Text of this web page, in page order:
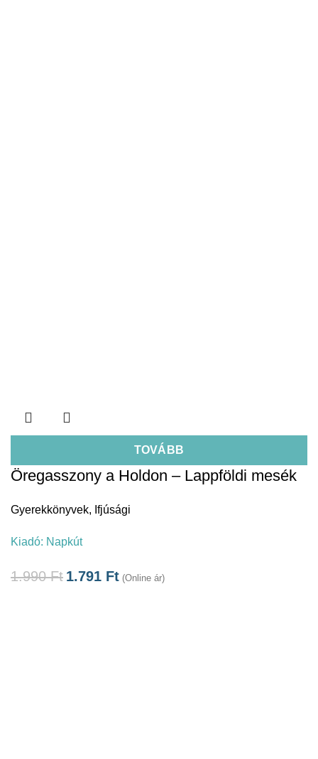
TOVÁBB
Öregasszony a Holdon – Lappföldi mesék
Gyerekkönyvek, Ifjúsági
Kiadó: Napkút
1.990Ft 1.791 Ft (Online ár)